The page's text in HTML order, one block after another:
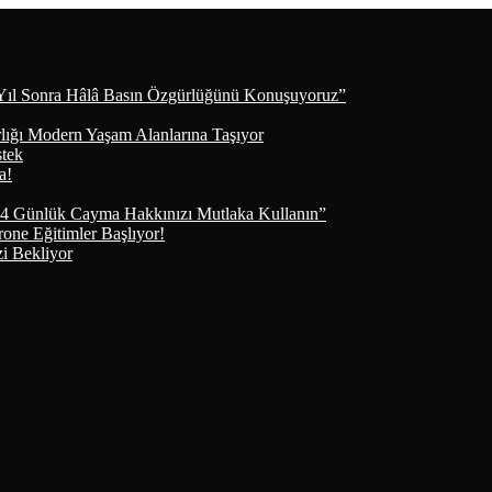
Sonra Hâlâ Basın Özgürlüğünü Konuşuyoruz”
Modern Yaşam Alanlarına Taşıyor
Günlük Cayma Hakkınızı Mutlaka Kullanın”
Eğitimler Başlıyor!
Bekliyor